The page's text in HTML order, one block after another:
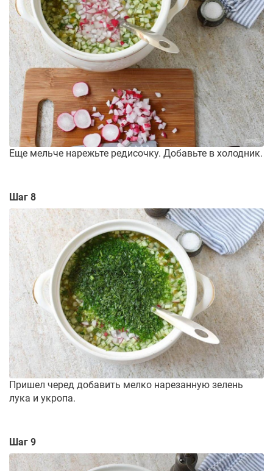
Еще мельче нарежьте редисочку. Добавьте в холодник.
Шаг 8
Пришел черед добавить мелко нарезанную зелень
лука и укропа.
Шаг 9